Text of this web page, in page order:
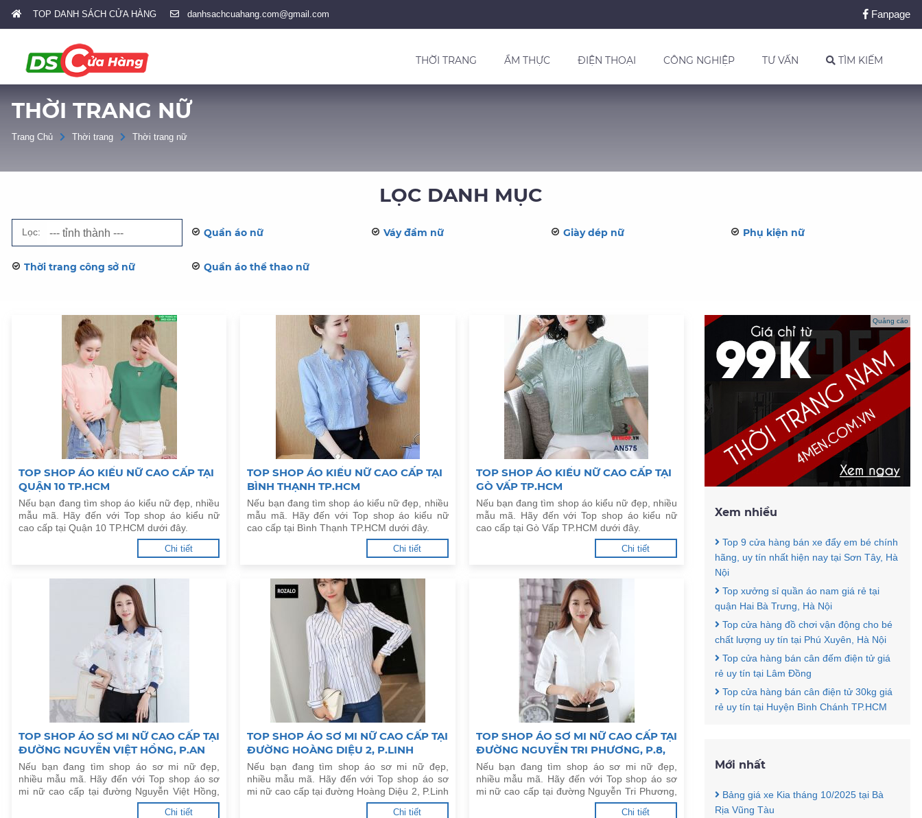
TOP DANH SÁCH CỬA HÀNG danhsachcuahang.com@gmail.com Fanpage
THỜI TRANG ẨM THỰC ĐIỆN THOẠI CÔNG NGHIỆP TƯ VẤN TÌM KIẾM
THỜI TRANG NỮ
Trang Chủ Thời trang Thời trang nữ
LỌC DANH MỤC
Lọc: Quần áo nữ Váy đầm nữ Giày dép nữ Phụ kiện nữ
Thời trang công sở nữ Quần áo thể thao nữ
TOP SHOP ÁO KIỂU NỮ CAO CẤP TẠI
QUẬN 10 TP.HCM
Nếu bạn đang tìm shop áo kiểu nữ đẹp, nhiều
mẫu mã. Hãy đến với Top shop áo kiểu nữ
cao cấp tại Quận 10 TP.HCM dưới đây.
Chi tiết
TOP SHOP ÁO KIỂU NỮ CAO CẤP TẠI
BÌNH THẠNH TP.HCM
Nếu bạn đang tìm shop áo kiểu nữ đẹp, nhiều
mẫu mã. Hãy đến với Top shop áo kiểu nữ
cao cấp tại Bình Thạnh TP.HCM dưới đây.
Chi tiết
TOP SHOP ÁO KIỂU NỮ CAO CẤP TẠI
GÒ VẤP TP.HCM
Nếu bạn đang tìm shop áo kiểu nữ đẹp, nhiều
mẫu mã. Hãy đến với Top shop áo kiểu nữ
cao cấp tại Gò Vấp TP.HCM dưới đây.
Chi tiết
TOP SHOP ÁO SƠ MI NỮ CAO CẤP TẠI
ĐƯỜNG NGUYỄN VIỆT HỒNG, P.AN
PHÚ, Q.NINH KIỀU
Nếu bạn đang tìm shop áo sơ mi nữ đẹp,
nhiều mẫu mã. Hãy đến với Top shop áo sơ
mi nữ cao cấp tại đường Nguyễn Việt Hồng,
P.An Phú, Q.Ninh Kiều dưới đây.
Chi tiết
TOP SHOP ÁO SƠ MI NỮ CAO CẤP TẠI
ĐƯỜNG HOÀNG DIỆU 2, P.LINH
TRUNG, Q.THỦ ĐỨC
Nếu bạn đang tìm shop áo sơ mi nữ đẹp,
nhiều mẫu mã. Hãy đến với Top shop áo sơ
mi nữ cao cấp tại đường Hoàng Diệu 2, P.Linh
Trung, Q.Thủ Đức dưới đây.
Chi tiết
TOP SHOP ÁO SƠ MI NỮ CAO CẤP TẠI
ĐƯỜNG NGUYỄN TRI PHƯƠNG, P.8,
Q.10
Nếu bạn đang tìm shop áo sơ mi nữ đẹp,
nhiều mẫu mã. Hãy đến với Top shop áo sơ
mi nữ cao cấp tại đường Nguyễn Tri Phương,
Chi tiết
Quảng cáo
Xem nhiều
Top 9 cửa hàng bán xe đẩy em bé chính
hãng, uy tín nhất hiện nay tại Sơn Tây, Hà
Nội
Top xưởng sỉ quần áo nam giá rẻ tại
quận Hai Bà Trưng, Hà Nội
Top cửa hàng đồ chơi vận động cho bé
chất lượng uy tín tại Phú Xuyên, Hà Nội
Top cửa hàng bán cân đếm điện tử giá
rẻ uy tín tại Lâm Đồng
Top cửa hàng bán cân điện tử 30kg giá
rẻ uy tín tại Huyện Bình Chánh TP.HCM
Mới nhất
Bảng giá xe Kia tháng 10/2025 tại Bà
Rịa Vũng Tàu